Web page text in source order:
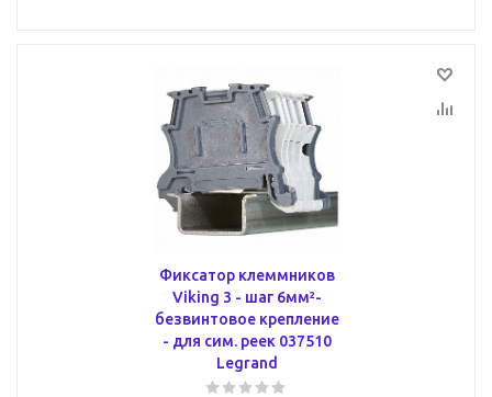
Фиксатор клеммников
Viking 3 - шаг 6мм²-
безвинтовое крепление
- для сим. реек 037510
Legrand